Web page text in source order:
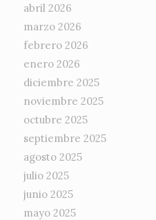
abril 2026
marzo 2026
febrero 2026
enero 2026
diciembre 2025
noviembre 2025
octubre 2025
septiembre 2025
agosto 2025
julio 2025
junio 2025
mayo 2025